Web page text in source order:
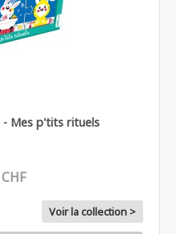
- Mes p'tits rituels
Voir la collection >